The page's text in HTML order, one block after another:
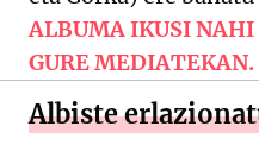
ALBUMA IKUSI NAHI
GURE MEDIATEKAN.
Albiste